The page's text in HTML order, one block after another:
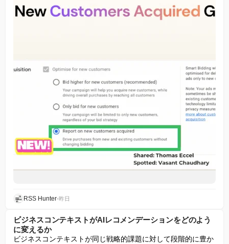
RSS Hunter•昨日
ビジネスコンテキストがAIレコメンデーションをどのよう
に変えるか
ビジネスコンテキストが同じ戦略的課題に対して段階的に豊か